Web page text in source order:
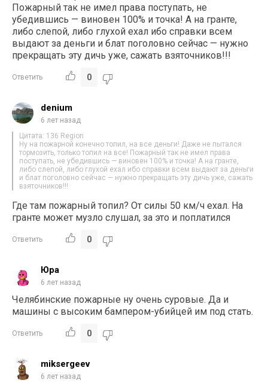
Пожарный так не имел права поступать, не
убедившись — виновен 100% и точка! А на гранте,
либо слепой, либо глухой ехал ибо справки всем
выдают за деньги и блат поголовно сейчас — нужно
прекращать эту дичь уже, сажать взяточников!!!
Ответить 0
denium
6 лет назад
Цитата: 136 Region
Ну на пожарной конечно топил, на все деньги! Даже не пытался
тормозить, только топил на все! Пожарный так не имел права
поступать, не убедившись — виновен 100% и точка! А на гранте,
либо слепой, либо глухой ехал ибо справки всем выдают за деньги
и блат поголовно сейчас — нужно прекращать эту дичь уже, сажать
взяточников!!!
Где там пожарный топил? От силы 50 км/ч ехал. На
гранте может музло слушал, за это и поплатился
Ответить 0
Юра
6 лет назад
Челябинские пожарные ну очень суровые. Да и
машины с высоким бампером-убийцей им под стать.
Ответить 0
miksergeev
6 лет назад